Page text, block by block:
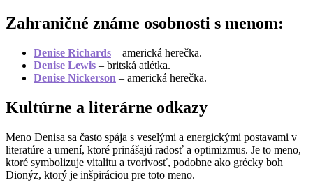
Zahraničné známe osobnosti s menom:
Denise Richards – americká herečka.
Denise Lewis – britská atlétka.
Denise Nickerson – americká herečka.
Kultúrne a literárne odkazy
Meno Denisa sa často spája s veselými a energickými postavami v
literatúre a umení, ktoré prinášajú radosť a optimizmus. Je to meno,
ktoré symbolizuje vitalitu a tvorivosť, podobne ako grécky boh
Dionýz, ktorý je inšpiráciou pre toto meno.